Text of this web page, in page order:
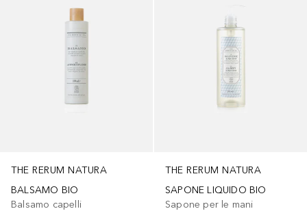
THE RERUM NATURA
BALSAMO BIO
Balsamo capelli
THE RERUM NATURA
SAPONE LIQUIDO BIO
Sapone per le mani